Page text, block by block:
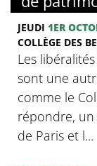
JEUDI 1ER
COLLÈGE DES
Les
sont une
comme le
répondre,
de Paris et l...